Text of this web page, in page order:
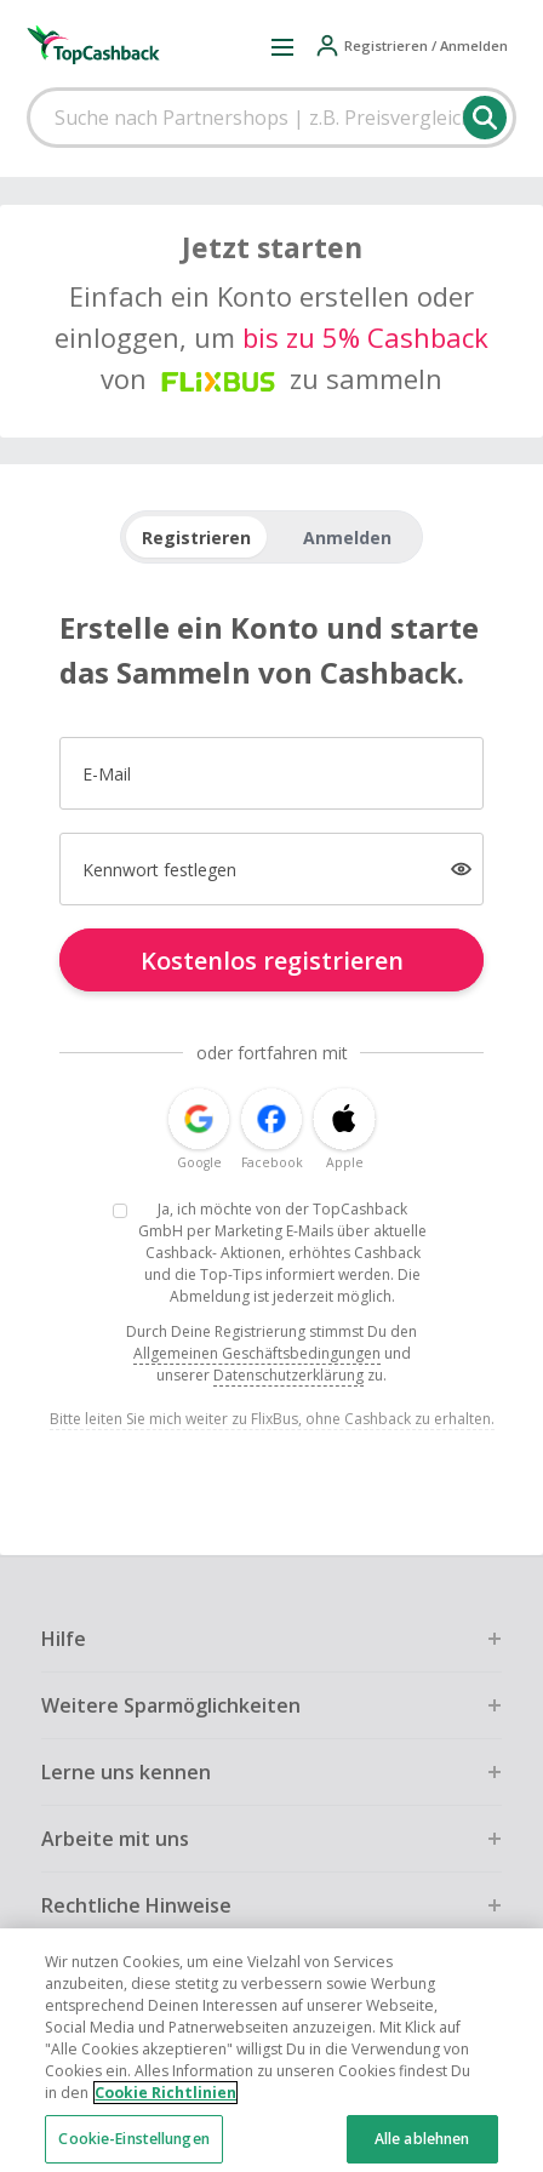
Registrieren / Anmelden
Jetzt starten
Einfach ein Konto erstellen oder
einloggen, um bis zu 5% Cashback
von
zu sammeln
Registrieren Anmelden
Erstelle ein Konto und starte
das Sammeln von Cashback.
E-Mail
Kennwort festlegen
Kostenlos registrieren
oder fortfahren mit
Google Facebook Apple
Ja, ich möchte von der TopCashback
GmbH per Marketing E-Mails über aktuelle
Cashback- Aktionen, erhöhtes Cashback
und die Top-Tips informiert werden. Die
Abmeldung ist jederzeit möglich.
Durch Deine Registrierung stimmst Du den
Allgemeinen Geschäftsbedingungen und
unserer Datenschutzerklärung zu.
Bitte leiten Sie mich weiter zu FlixBus, ohne Cashback zu erhalten.
Hilfe
Weitere Sparmöglichkeiten
Lerne uns kennen
Arbeite mit uns
Rechtliche Hinweise
Globale Websites UK US CN JP FR AU IT
Wir nutzen Cookies, um eine Vielzahl von Services
anzubeiten, diese stetitg zu verbessern sowie Werbung
entsprechend Deinen Interessen auf unserer Webseite,
Social Media und Patnerwebseiten anzuzeigen. Mit Klick auf
"Alle Cookies akzeptieren" willigst Du in die Verwendung von
Cookies ein. Alles Information zu unseren Cookies findest Du
in den Cookie Richtlinien
Cookie-Einstellungen Alle ablehnen